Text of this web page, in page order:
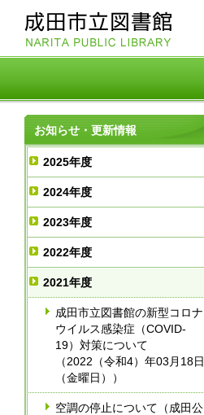
お知らせ・更新情報
2025年度
2024年度
2023年度
2022年度
2021年度
成田市立図書館の新型コロナ
ウイルス感染症（COVID-
19）対策について
（2022（令和4）年03月18日
（金曜日））
空調の停止について（成田公